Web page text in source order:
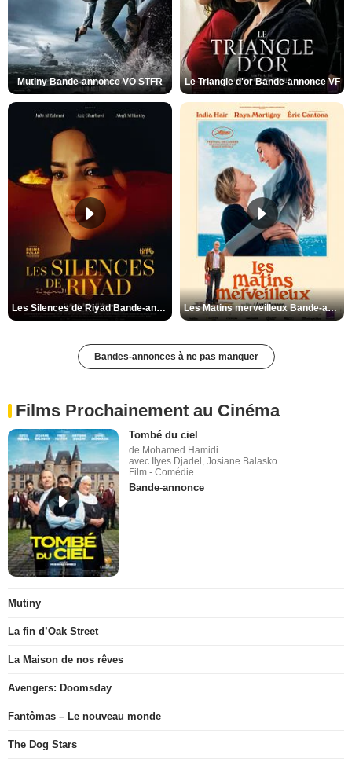
Mutiny Bande-annonce VO STFR Le Triangle d'or Bande-annonce VF
Les Silences de Riyad Bande-annonce VO STFR Les Matins merveilleux Bande-annonce VF
Bandes-annonces à ne pas manquer
Films Prochainement au Cinéma
Tombé du ciel
de Mohamed Hamidi
avec Ilyes Djadel, Josiane Balasko
Film - Comédie
Bande-annonce
Mutiny
La fin d’Oak Street
La Maison de nos rêves
Avengers: Doomsday
Fantômas – Le nouveau monde
The Dog Stars